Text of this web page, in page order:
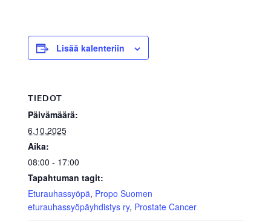
Lisää kalenteriin
TIEDOT
Päivämäärä:
6.10.2025
Aika:
08:00 - 17:00
Tapahtuman tagit:
Eturauhassyöpä, Propo Suomen
eturauhassyöpäyhdistys ry, Prostate Cancer